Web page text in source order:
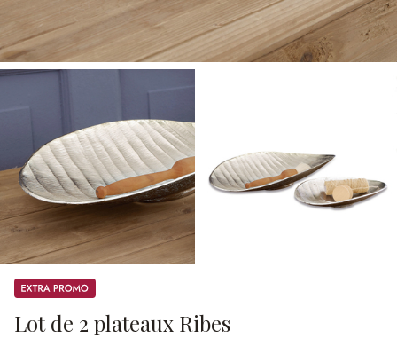
Promos
Lot de 2 plateaux Ribes